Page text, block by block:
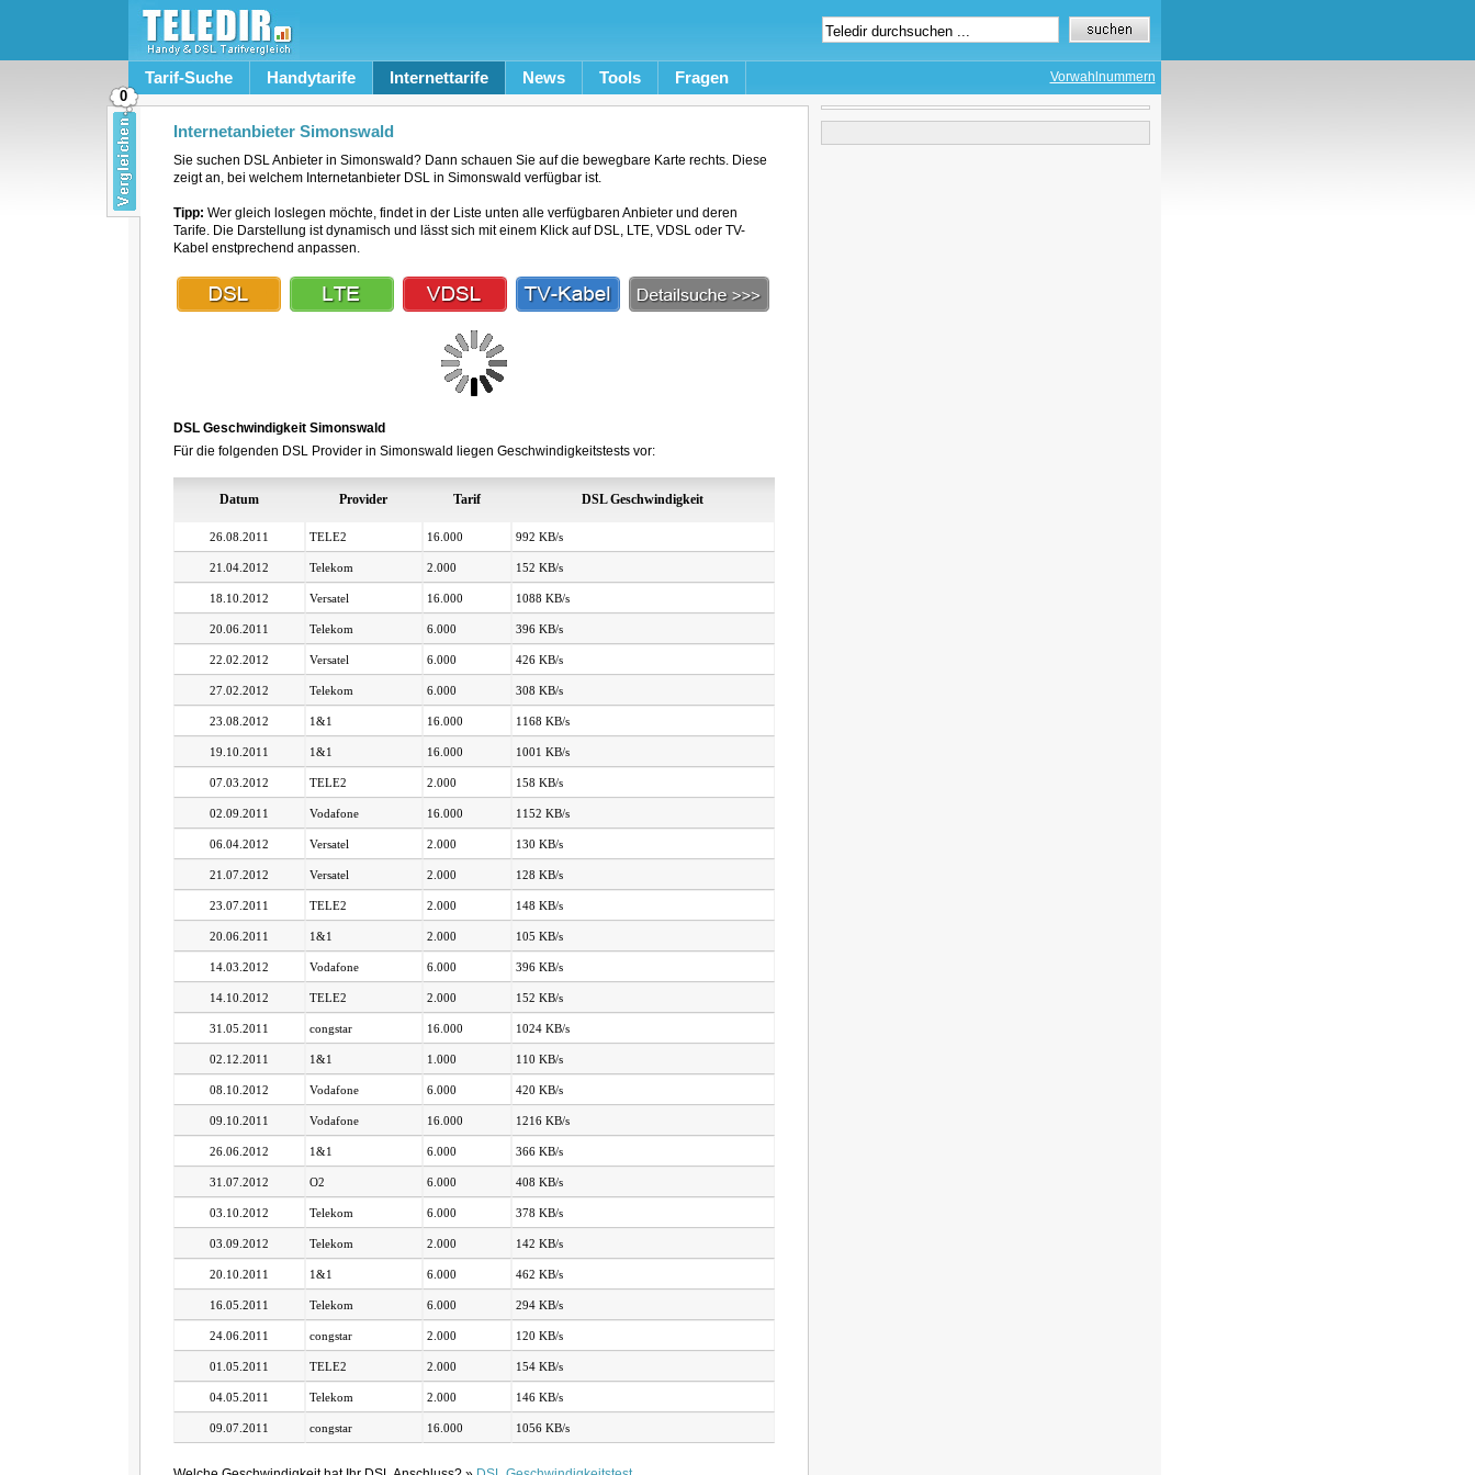
Tarif-Suche Handytarife Internettarife News Tools Fragen Vorwahlnummern
Internetanbieter Simonswald
Sie suchen DSL Anbieter in Simonswald? Dann schauen Sie auf die bewegbare Karte rechts. Diese
zeigt an, bei welchem Internetanbieter DSL in Simonswald verfügbar ist.
Tipp: Wer gleich loslegen möchte, findet in der Liste unten alle verfügbaren Anbieter und deren
Tarife. Die Darstellung ist dynamisch und lässt sich mit einem Klick auf DSL, LTE, VDSL oder TV-
Kabel enstprechend anpassen.
DSL Geschwindigkeit Simonswald
Für die folgenden DSL Provider in Simonswald liegen Geschwindigkeitstests vor:
Datum Provider Tarif DSL Geschwindigkeit
26.08.2011 TELE2 16.000 992 KB/s
21.04.2012 Telekom 2.000 152 KB/s
18.10.2012 Versatel 16.000 1088 KB/s
20.06.2011 Telekom 6.000 396 KB/s
22.02.2012 Versatel 6.000 426 KB/s
27.02.2012 Telekom 6.000 308 KB/s
23.08.2012 1&1 16.000 1168 KB/s
19.10.2011 1&1 16.000 1001 KB/s
07.03.2012 TELE2 2.000 158 KB/s
02.09.2011 Vodafone 16.000 1152 KB/s
06.04.2012 Versatel 2.000 130 KB/s
21.07.2012 Versatel 2.000 128 KB/s
23.07.2011 TELE2 2.000 148 KB/s
20.06.2011 1&1 2.000 105 KB/s
14.03.2012 Vodafone 6.000 396 KB/s
14.10.2012 TELE2 2.000 152 KB/s
31.05.2011 congstar 16.000 1024 KB/s
02.12.2011 1&1 1.000 110 KB/s
08.10.2012 Vodafone 6.000 420 KB/s
09.10.2011 Vodafone 16.000 1216 KB/s
26.06.2012 1&1 6.000 366 KB/s
31.07.2012 O2 6.000 408 KB/s
03.10.2012 Telekom 6.000 378 KB/s
03.09.2012 Telekom 2.000 142 KB/s
20.10.2011 1&1 6.000 462 KB/s
16.05.2011 Telekom 6.000 294 KB/s
24.06.2011 congstar 2.000 120 KB/s
01.05.2011 TELE2 2.000 154 KB/s
04.05.2011 Telekom 2.000 146 KB/s
09.07.2011 congstar 16.000 1056 KB/s
0